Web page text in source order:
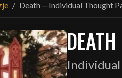
Death ─ Individual Thought
DEATH